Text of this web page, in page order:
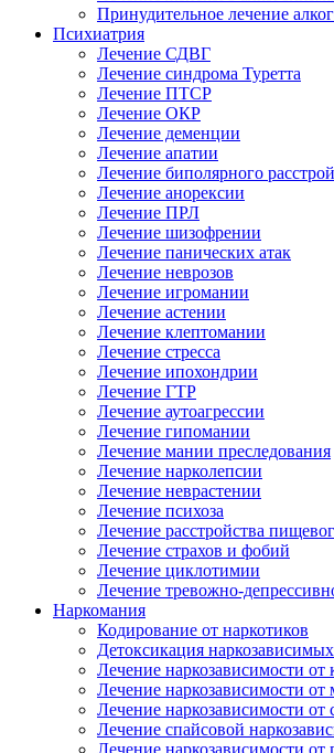
Принудительное лечение
Психиатрия
Лечение СДВГ
Лечение синдрома Туретта
Лечение ПТСР
Лечение ОКР
Лечение деменции
Лечение апатии
Лечение биполярного
Лечение анорексии
Лечение ПРЛ
Лечение шизофрении
Лечение панических атак
Лечение неврозов
Лечение игромании
Лечение астении
Лечение клептомании
Лечение стресса
Лечение ипохондрии
Лечение ГТР
Лечение аутоагрессии
Лечение гипомании
Лечение мании преследования
Лечение нарколепсии
Лечение неврастении
Лечение психоза
Лечение расстройства
Лечение страхов и фобий
Лечение циклотимии
Лечение тревожно-
Наркомания
Кодирование от наркотиков
Детоксикация
Лечение наркозависимости от
Лечение наркозависимости от
Лечение наркозависимости от
Лечение спайсовой
Лечение наркозависимости от